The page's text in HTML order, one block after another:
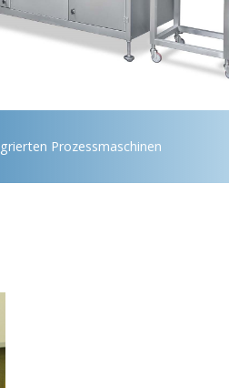
Prozessmaschinen